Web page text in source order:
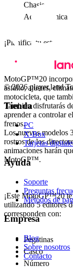
Chasis
Aerodinámica
¡Planifica tu
MEJORAS
MotoGP™20
asfalto, ajustes,
motocicleta, que
También disfrutarás
aprender a controlar
frenos.
Los nuevos modelos
rostros de los
animaciones harán
MotoGP™.
EDITOR DE
¡Este MotoGP™20
utilizando 5 editores
corresponden con:
Pegatinas
Casco
Número
© 2026 player.land
Tienda
PC
X-Box
Tarjetas
Ayuda
Soporte
Preguntas
Métodos de
Empresa
Blog
Sobre nosotros
Contacto